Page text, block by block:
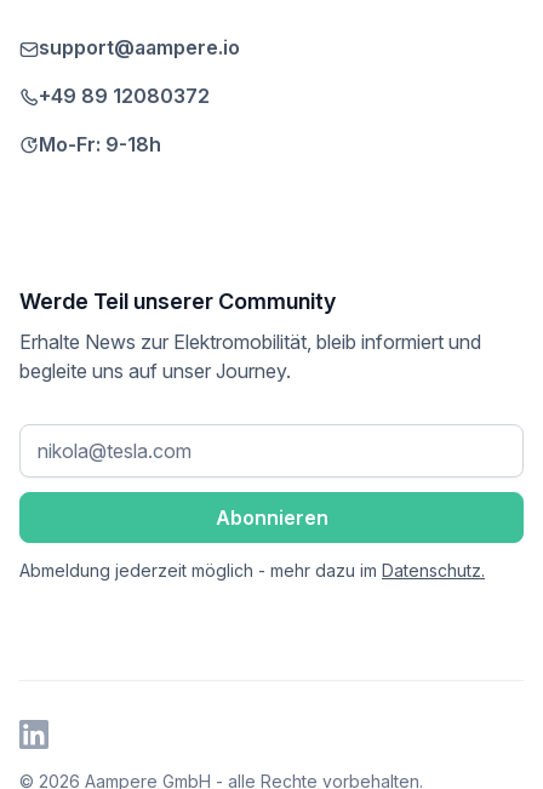
support@aampere.io
+49 89 12080372
Mo-Fr: 9-18h
Werde Teil unserer Community
Erhalte News zur Elektromobilität, bleib informiert und
begleite uns auf unser Journey.
Abmeldung jederzeit möglich - mehr dazu im Datenschutz.
© 2026 Aampere GmbH - alle Rechte vorbehalten.